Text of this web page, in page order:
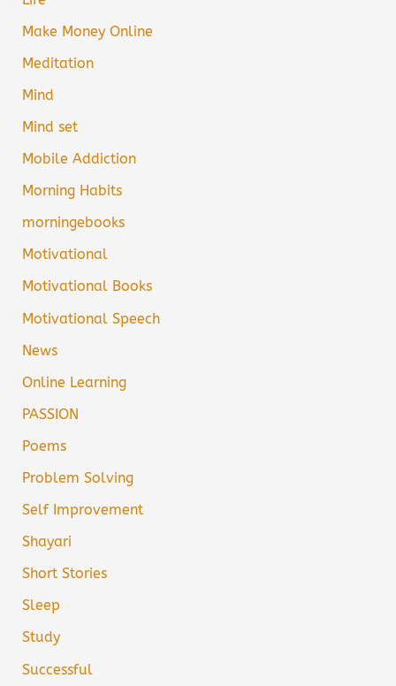
Make Money Online
Meditation
Mind
Mind set
Mobile Addiction
Morning Habits
morningebooks
Motivational
Motivational Books
Motivational Speech
News
Online Learning
PASSION
Poems
Problem Solving
Self Improvement
Shayari
Short Stories
Sleep
Study
Successful